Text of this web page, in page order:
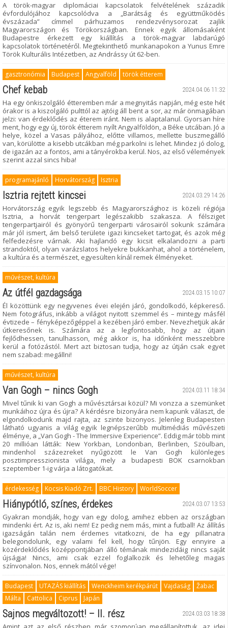
A török-magyar diplomáciai kapcsolatok felvételének századik
évfordulójához kapcsolódva a „Barátság és együttműködés
évszázada” címmel párhuzamos rendezvénysorozat zajlik
Magyarországon és Törökországban. Ennek egyik állomásaként
Budapestre érkezett egy kiállítás a török-magyar labdarúgó
kapcsolatok történetéről. Megtekinthető munkanapokon a Yunus Emre
Török Kulturális Intézetben, az Andrássy út 62-ben.
gasztronómia Budapest Angyalföld török étterem
2024.04.06 11:32
Chef kebab
Ha egy önkiszolgáló étteremben már a megnyitás napján, még este hét
órakor is a kiszolgáló pulttól az ajtóig áll bent a sor, az már önmagában
jelzi: van érdeklődés az éterem iránt. Nem is alaptalanul. Gyorsan híre
ment, hogy egy új, török étterem nyílt Angyalföldön, a Béke utcában. Jó a
helye, közel a Vasas pályához, előtte villamos, mellette buszmegálló
van, körülötte a kisebb utcákban még parkolni is lehet. Mindez jó dolog,
de igazán az a fontos, ami a tányérokba kerül. Nos, az első vélemények
szerint azzal sincs hiba!
programajánló Horvátország Isztria
2024.03.29 14:26
Isztria rejtett kincsei
Horvátország egyik legszebb és Magyarországhoz is közeli régiója
Isztria, a horvát tengerpart legészakibb szakasza. A félsziget
tengerpartjairól és gyönyörű tengerparti városairól sokunk számára
már jól ismert, ám belső területe igazi kincseket tartogat, és azok még
felfedezésre várnak. Aki hajlandó egy kicsit elkalandozni a parti
strandoktól, olyan varázslatos helyekre bukkanhat, ahol a történelem,
a kultúra és a természet, egyesülten kínál remek élményeket.
művészet, kultúra
2024.03.15 10:07
Az útfél gazdagsága
Él közöttünk egy negyvenes évei elején járó, gondolkodó, képkereső.
Nem fotográfus, inkább a világot nyitott szemmel és – mintegy másfél
évtizede – fényképezőgéppel a kezében járó ember. Nevezhetjük akár
útkeresőnek is. Számára az a legfontosabb, hogy az útjain
fejlődhessen, tanulhasson, még akkor is, ha időnként messzebbre
kerül a fotózástól. Mert azt biztosan tudja, hogy az útján csak egyet
nem szabad: megállni!
művészet, kultúra
2024.03.11 18:34
Van Gogh – nincs Gogh
Mivel tűnik ki van Gogh a művésztársai közül? Mi vonzza a szemünket
munkáihoz újra és újra? A kérdésre bizonyára nem kapunk választ, de
elgondolkodunk majd rajta, az szinte bizonyos. Jelenleg Budapesten
látható ugyanis a világ egyik legnépszerűbb multimédiás művészeti
élménye, a „Van Gogh - The Immersive Experience”. Eddig már több mint
20 millióan látták: New Yorkban, Londonban, Berlinben, Szöulban,
mindenhol százezreket nyűgözött le Van Gogh különleges
posztimpresszionista világa, mely a budapesti BOK csarnokban
szeptember 1-ig várja a látogatókat.
érdekesség Kocsis Kiadó Zrt. BBC History WorldSoccer
2024.03.07 13:53
Hiánypótló, színes, érdekes
Gyakran mondják, hogy van egy dolog, amihez ebben az országban
mindenki ért. Az is, aki nem! Ez pedig nem más, mint a futball! Az állítás
igazságán talán nem érdemes vitatkozni, de ha egy pillanatra
belegondolunk, egy valami fel kell, hogy tűnjön. Egy ennyire a
közérdeklődés középpontjában álló témának mindezidáig nincs saját
újságja! Nincs, ami csak ezzel foglalkozik és lehetőleg magas
színvonalon. Nos, ennek mától vége!
Budapest UTAZÁS kiállítás Wenckheim kerékpárút Vajdaság
Žabac
Málta
Cattolica Ciprus Japán
2024.03.03 18:38
Sajnos megváltozott! – II. rész